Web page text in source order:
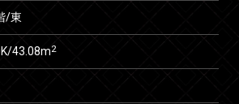
/東
43.08m2